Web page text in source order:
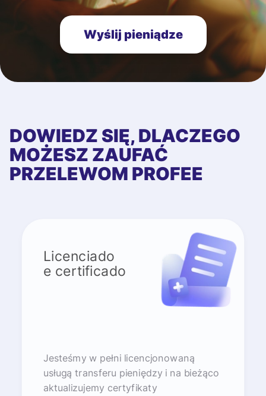
Wyślij pieniądze
DOWIEDZ SIĘ, DLACZEGO
MOŻESZ ZAUFAĆ
PRZELEWOM PROFEE
Licenciado
e certificado
Jesteśmy w pełni licencjonowaną
usługą transferu pieniędzy i na bieżąco
aktualizujemy certyfikaty